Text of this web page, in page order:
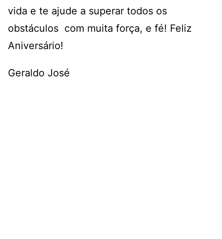
vida e te ajude a superar todos os
obstáculos com muita força, e fé! Feliz
Aniversário!
Geraldo José